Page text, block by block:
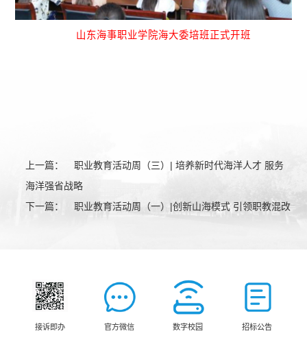
山东海事职业学院海大委培班正式开班
上一篇：
职业教育活动周（三）| 培养新时代海洋人才 服务
海洋强省战略
下一篇：
职业教育活动周（一）|创新山海模式 引领职教混改
接诉即办 官方微信 数字校园 招标公告